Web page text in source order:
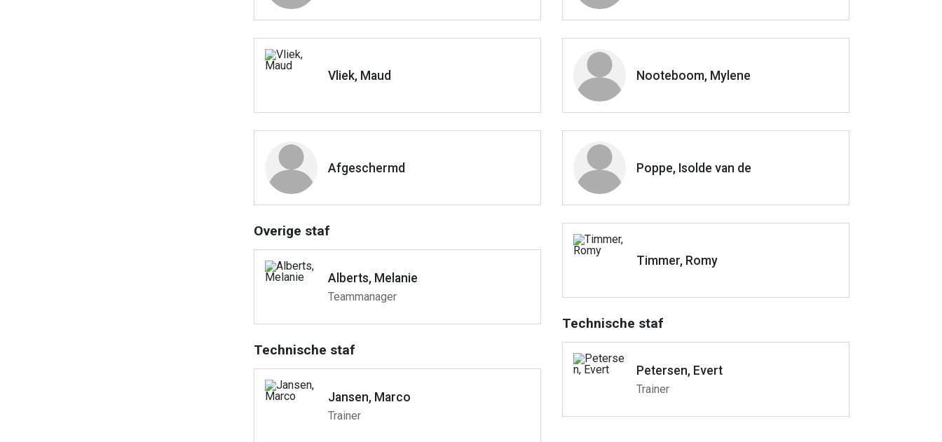
Vliek, Maud
Afgeschermd
Overige staf
Alberts, Melanie
Teammanager
Technische staf
Jansen, Marco
Trainer
Nooteboom, Mylene
Poppe, Isolde van de
Timmer, Romy
Technische staf
Petersen, Evert
Trainer